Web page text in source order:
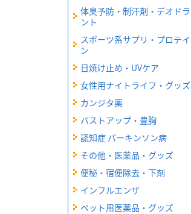
体臭予防・制汗剤・デオドラ
ント
スポーツ系サプリ・プロテイ
ン
日焼け止め・UVケア
女性用ナイトライフ・グッズ
カンジタ薬
バストアップ・豊胸
認知症 パーキンソン病
その他・医薬品・グッズ
便秘・宿便除去・下剤
インフルエンザ
ペット用医薬品・グッズ